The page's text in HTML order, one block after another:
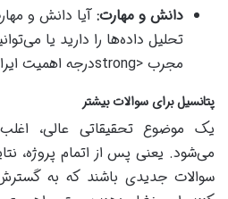
دانش و مهارت: آیا دانش و
تحلیل داده‌ها را دارید یا
مجرب <strongدرجه اهمیت ایران پیپر کسب کنید؟
پتانسیل برای سوالات بیشتر
یک موضوع تحقیقاتی عالی، اغلب
می‌شود. یعنی پس از اتمام پروژه،
سوالات جدیدی باشند که به